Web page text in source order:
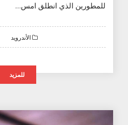
للمطورين الذي انطلق امس…
الأندرويد
للمزيد